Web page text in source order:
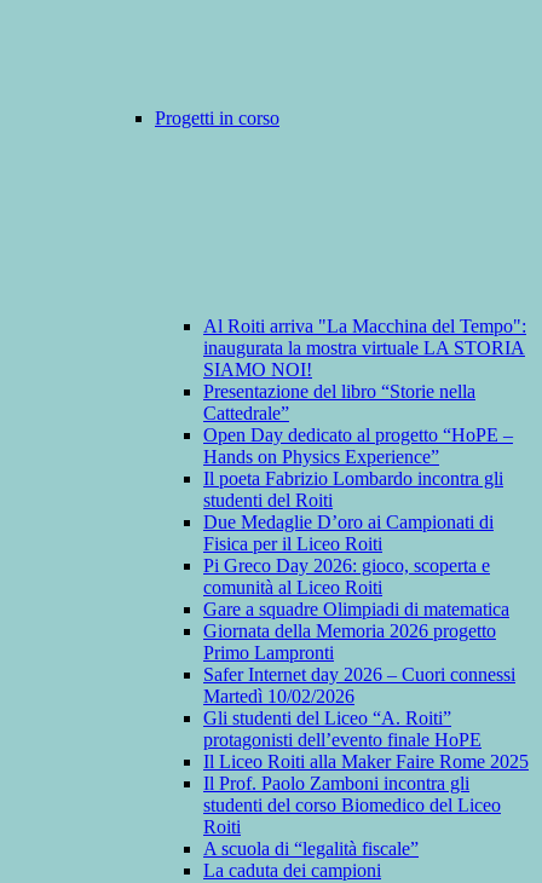
Progetti in corso
Al Roiti arriva "La Macchina del Tempo":
inaugurata la mostra virtuale LA STORIA
SIAMO NOI!
Presentazione del libro “Storie nella
Cattedrale”
Open Day dedicato al progetto “HoPE –
Hands on Physics Experience”
Il poeta Fabrizio Lombardo incontra gli
studenti del Roiti
Due Medaglie D’oro ai Campionati di
Fisica per il Liceo Roiti
Pi Greco Day 2026: gioco, scoperta e
comunità al Liceo Roiti
Gare a squadre Olimpiadi di matematica
Giornata della Memoria 2026 progetto
Primo Lampronti
Safer Internet day 2026 – Cuori connessi
Martedì 10/02/2026
Gli studenti del Liceo “A. Roiti”
protagonisti dell’evento finale HoPE
Il Liceo Roiti alla Maker Faire Rome 2025
Il Prof. Paolo Zamboni incontra gli
studenti del corso Biomedico del Liceo
Roiti
A scuola di “legalità fiscale”
La caduta dei campioni